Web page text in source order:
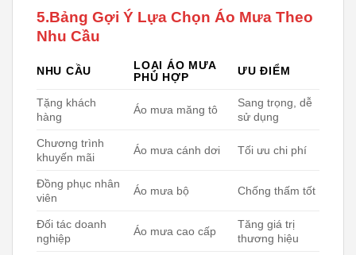
5.Bảng Gợi Ý Lựa Chọn Áo Mưa Theo
Nhu Cầu
NHU CẦU
LOẠI ÁO MƯA
PHÙ HỢP
ƯU ĐIỂM
Tặng khách
hàng
Áo mưa măng tô
Sang trọng, dễ
sử dụng
Chương trình
khuyến mãi
Áo mưa cánh dơi Tối ưu chi phí
Đồng phục nhân
viên
Áo mưa bộ Chống thấm tốt
Đối tác doanh
nghiệp
Áo mưa cao cấp
Tăng giá trị
thương hiệu